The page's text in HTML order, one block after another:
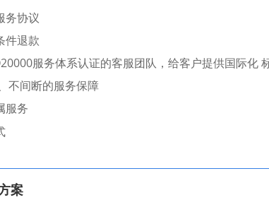
务协议
件退款
服务体系认证的客服团队，给客户提供国际化
不间断的服务保障
服务
案